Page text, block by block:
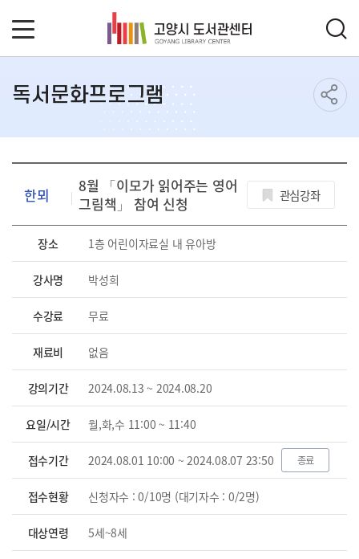
독서문화프로그램
한뫼
8월 「이모가 읽어주는 영어
그림책」 참여 신청
관심강좌
장소 1층 어린이자료실 내 유아방
강사명 박성희
수강료 무료
재료비 없음
강의기간 2024.08.13 ~ 2024.08.20
요일/시간 월,화,수 11:00 ~ 11:40
접수기간 2024.08.01 10:00 ~ 2024.08.07 23:50 종료
접수현황 신청자수 : 0/10명 (대기자수 : 0/2명)
대상연령 5세~8세